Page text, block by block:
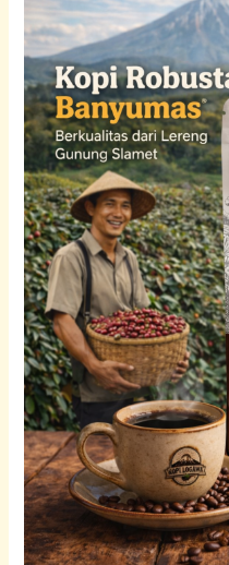
Banyumas
Berkualitas
dari
Lereng
Gunung
Slamet